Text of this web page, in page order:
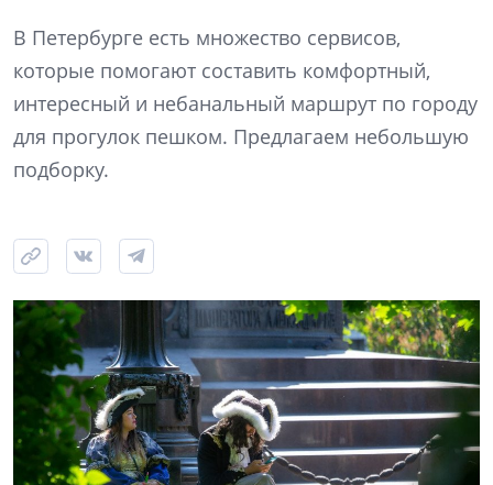
В Петербурге есть множество сервисов,
которые помогают составить комфортный,
интересный и небанальный маршрут по городу
для прогулок пешком. Предлагаем небольшую
подборку.